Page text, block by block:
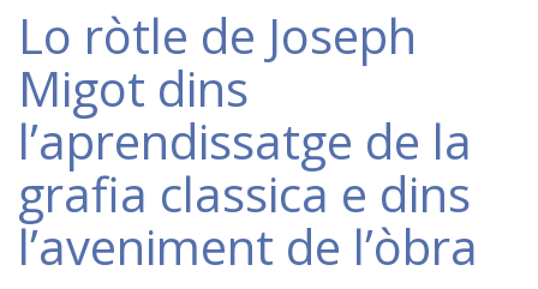
Lo ròtle de Joseph
Migot dins
l’aprendissatge de la
grafia classica e dins
l’aveniment de l’òbra